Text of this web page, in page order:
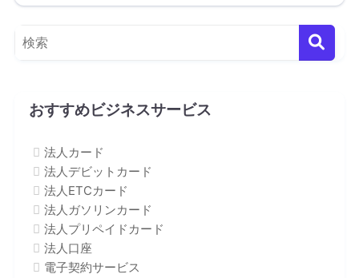
おすすめビジネスサービス
法人カード
法人デビットカード
法人ETCカード
法人ガソリンカード
法人プリペイドカード
法人口座
電子契約サービス